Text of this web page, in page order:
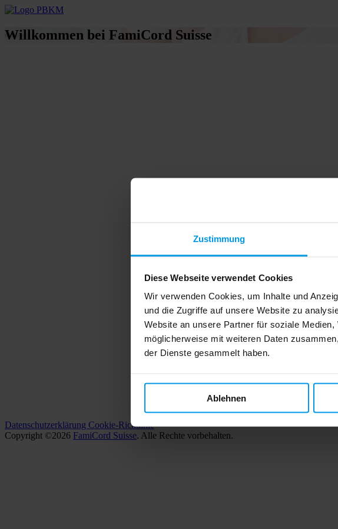
Zustimmung
Diese Webseite verwendet Cookies
Wir verwenden Cookies, um Inhalte und
und die Zugriffe auf unsere Website zu
Website an unsere Partner für soziale
möglicherweise mit weiteren Daten
der Dienste gesammelt haben.
Ablehnen
Willkommen bei FamiCord Suisse
Datenschutzerklärung Cookie-Richtlinie
Copyright ©2026 FamiCord Suisse. Alle Rechte vorbehalten.